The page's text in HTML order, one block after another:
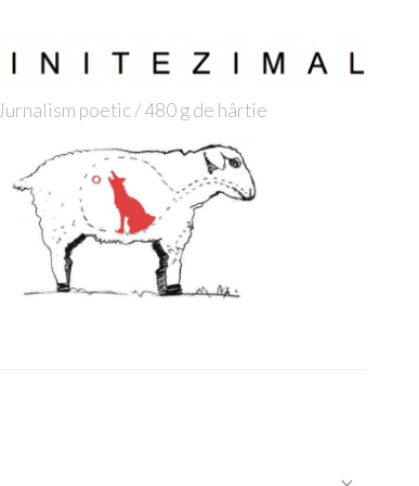
Jurnalism poetic / 480 g de hârtie